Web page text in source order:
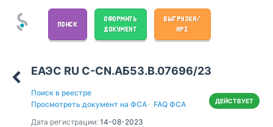
ПОИСК
ОФОРМИТЬ
ДОКУМЕНТ
ВЫГРУЗКА/
API
ЕАЭС RU С-CN.АБ53.В.07696/23
Поиск в реестре
Просмотреть документ на ФСА · FAQ ФСА
Дата регистрации: 14-08-2023
ДЕЙСТВУЕТ